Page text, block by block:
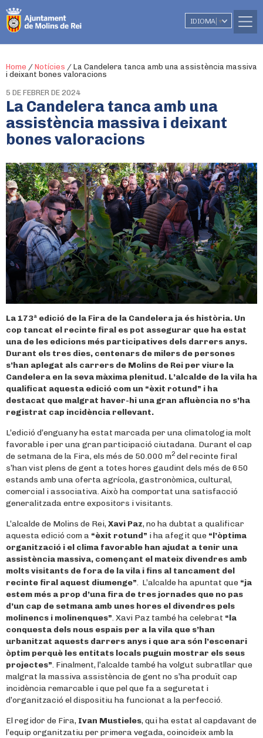
IDIOMA ▼
Home / Notícies / La Candelera tanca amb una assistència massiva
i deixant bones valoracions
5 DE FEBRER DE 2024
La Candelera tanca amb una
assistència massiva i deixant
bones valoracions
La 173ª edició de la Fira de la Candelera ja és història. Un
cop tancat el recinte firal es pot assegurar que ha estat
una de les edicions més participatives dels darrers anys.
Durant els tres dies, centenars de milers de persones
s’han aplegat als carrers de Molins de Rei per viure la
Candelera en la seva màxima plenitud. L’alcalde de la vila ha
qualificat aquesta edició com un “èxit rotund” i ha
destacat que malgrat haver-hi una gran afluència no s’ha
registrat cap incidència rellevant.
L’edició d’enguany ha estat marcada per una climatologia molt
favorable i per una gran participació ciutadana. Durant el cap
de setmana de la Fira, els més de 50.000 m2 del recinte firal
s’han vist plens de gent a totes hores gaudint dels més de 650
estands amb una oferta agrícola, gastronòmica, cultural,
comercial i associativa. Això ha comportat una satisfacció
generalitzada entre expositors i visitants.
L’alcalde de Molins de Rei,Xavi Paz, no ha dubtat a qualificar
aquesta edició com a “èxit rotund” i ha afegit que “l’òptima
organització i el clima favorable han ajudat a tenir una
assistència massiva, començant el mateix divendres amb
molts visitants de fora de la vila i fins al tancament del
recinte firal aquest diumenge”. L’alcalde ha apuntat que “ja
estem més a prop d’una fira de tres jornades que no pas
d’un cap de setmana amb unes hores el divendres pels
molinencs i molinenques”. Xavi Paz també ha celebrat “la
conquesta dels nous espais per a la vila que s’han
urbanitzat aquests darrers anys i que ara són l’escenari
òptim perquè les entitats locals puguin mostrar els seus
projectes”. Finalment, l’alcalde també ha volgut subratllar que
malgrat la massiva assistència de gent no s’ha produït cap
incidència remarcable i que pel que fa a seguretat i
d’organització el dispositiu ha funcionat a la perfecció.
El regidor de Fira, Ivan Mustieles, qui ha estat al capdavant de
l’equip organitzatiu per primera vegada, coincideix amb la